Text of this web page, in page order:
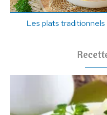
Les plats